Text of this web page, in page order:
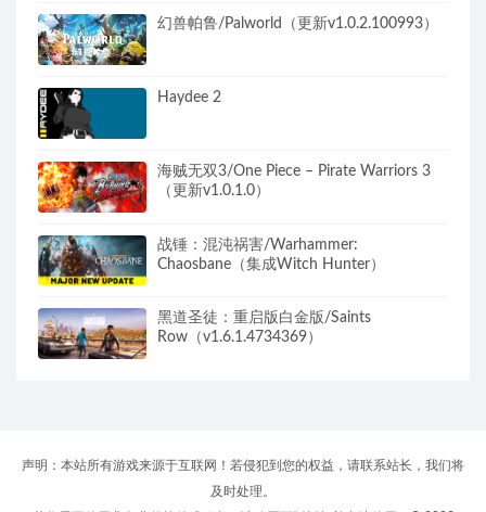
幻兽帕鲁/Palworld（更新v1.0.2.100993）
Haydee 2
海贼无双3/One Piece – Pirate Warriors 3
（更新v1.0.1.0）
战锤：混沌祸害/Warhammer:
Chaosbane（集成Witch Hunter）
黑道圣徒：重启版白金版/Saints
Row（v1.6.1.4734369）
声明：本站所有游戏来源于互联网！若侵犯到您的权益，请联系站长，我们将
及时处理。